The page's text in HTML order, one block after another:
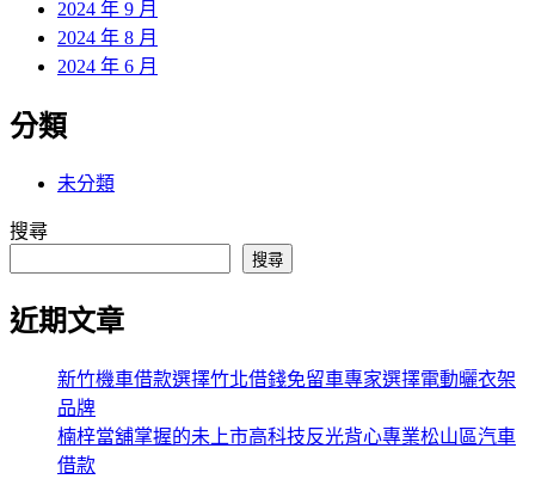
2024 年 9 月
2024 年 8 月
2024 年 6 月
分類
未分類
搜尋
搜尋
近期文章
新竹機車借款選擇竹北借錢免留車專家選擇電動曬衣架
品牌
楠梓當舖掌握的未上市高科技反光背心專業松山區汽車
借款